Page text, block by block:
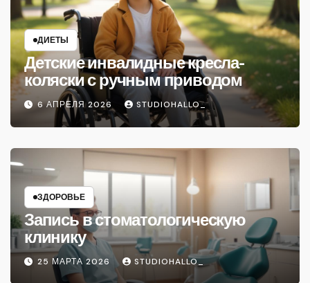
ДИЕТЫ
Детские инвалидные кресла-
коляски с ручным приводом
6 АПРЕЛЯ 2026 STUDIOHALLO_
ЗДОРОВЬЕ
Запись в стоматологическую
клинику
25 МАРТА 2026 STUDIOHALLO_